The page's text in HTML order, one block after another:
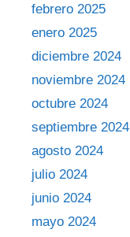
febrero 2025
enero 2025
diciembre 2024
noviembre 2024
octubre 2024
septiembre 2024
agosto 2024
julio 2024
junio 2024
mayo 2024